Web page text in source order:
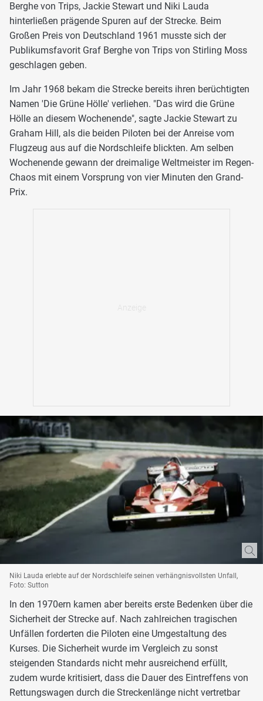
Berghe von Trips, Jackie Stewart und Niki Lauda
hinterließen prägende Spuren auf der Strecke. Beim
Großen Preis von Deutschland 1961 musste sich der
Publikumsfavorit Graf Berghe von Trips von Stirling Moss
geschlagen geben.
Im Jahr 1968 bekam die Strecke bereits ihren berüchtigten
Namen 'Die Grüne Hölle' verliehen. "Das wird die Grüne
Hölle an diesem Wochenende", sagte Jackie Stewart zu
Graham Hill, als die beiden Piloten bei der Anreise vom
Flugzeug aus auf die Nordschleife blickten. Am selben
Wochenende gewann der dreimalige Weltmeister im Regen-
Chaos mit einem Vorsprung von vier Minuten den Grand-
Prix.
Niki Lauda erlebte auf der Nordschleife seinen verhängnisvollsten Unfall,
Foto: Sutton
In den 1970ern kamen aber bereits erste Bedenken über die
Sicherheit der Strecke auf. Nach zahlreichen tragischen
Unfällen forderten die Piloten eine Umgestaltung des
Kurses. Die Sicherheit wurde im Vergleich zu sonst
steigenden Standards nicht mehr ausreichend erfüllt,
zudem wurde kritisiert, dass die Dauer des Eintreffens von
Rettungswagen durch die Streckenlänge nicht vertretbar